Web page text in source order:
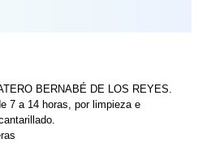
BERNABÉ DE LOS REYES.
7 a 14 horas, por limpieza e